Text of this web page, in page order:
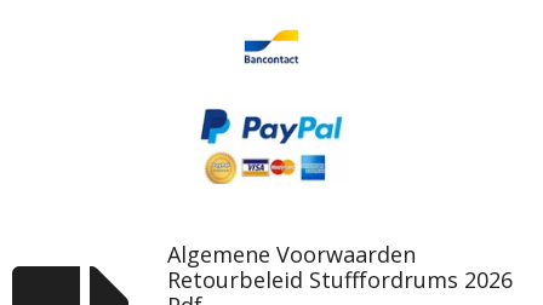
Algemene Voorwaarden
Retourbeleid Stufffordrums 2026